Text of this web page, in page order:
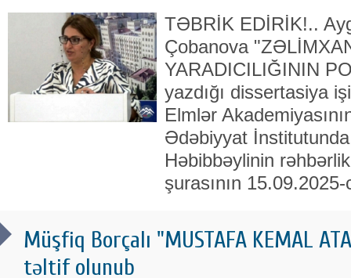
TƏBRİK EDİRİK!..
Çobanova
YARADICILIĞININ
yazdığı dissertasiya
Elmlər
Ədəbiyyat
Həbibbəylinin
şurasının
Müşfiq Borçalı "MUSTAFA KEMAL
təltif olunub